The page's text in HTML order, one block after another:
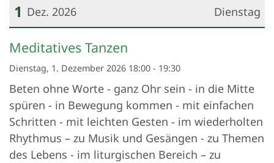
Dienstag
1 Dez. 2026
Datum: 1. Dezember 2026
Meditatives Tanzen
Dienstag, 1. Dezember 2026 18:00 - 19:30
Beten ohne Worte - ganz Ohr sein - in die Mitte
spüren - in Bewegung kommen - mit einfachen
Schritten - mit leichten Gesten - im wiederholten
Rhythmus – zu Musik und Gesängen - zu Themen
des Lebens - im liturgischen Bereich – zu